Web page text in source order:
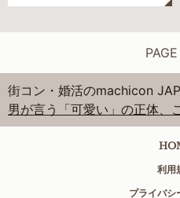
街コン・婚活のmachicon
男が言う「可愛い」の正体、
利用
プライバシ